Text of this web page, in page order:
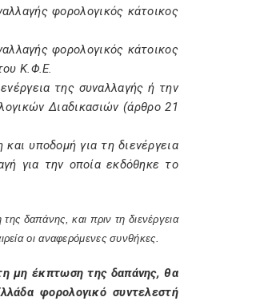
φορολογικός κάτοικος
φορολογικός κάτοικος
Κ.Φ.Ε.
της συναλλαγής ή την
Διαδικασιών (άρθρο 21
υποδομή για τη διενέργεια
για την οποία εκδόθηκε το
δαπάνης, και πριν τη διενέργεια
οι αναφερόμενες συνθήκες.
μη έκπτωση της δαπάνης, θα
φορολογικό συντελεστή